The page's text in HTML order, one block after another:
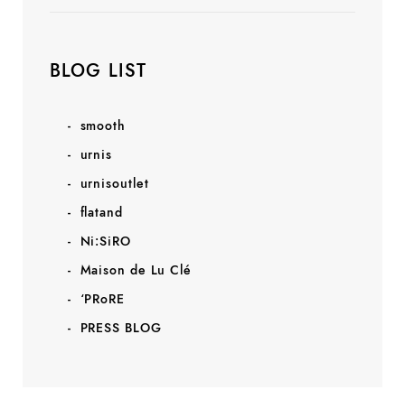
BLOG LIST
smooth
urnis
urnisoutlet
flatand
Ni:SiRO
Maison de Lu Clé
‘PRoRE
PRESS BLOG